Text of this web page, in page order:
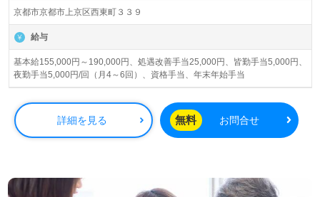
京都市京都市上京区西東町３３９
給与
基本給155,000円～190,000円、処遇改善手当25,000円、皆勤手当5,000円、
夜勤手当5,000円/回（月4～6回）、資格手当、年末年始手当
詳細を見る 無料 お問合せ